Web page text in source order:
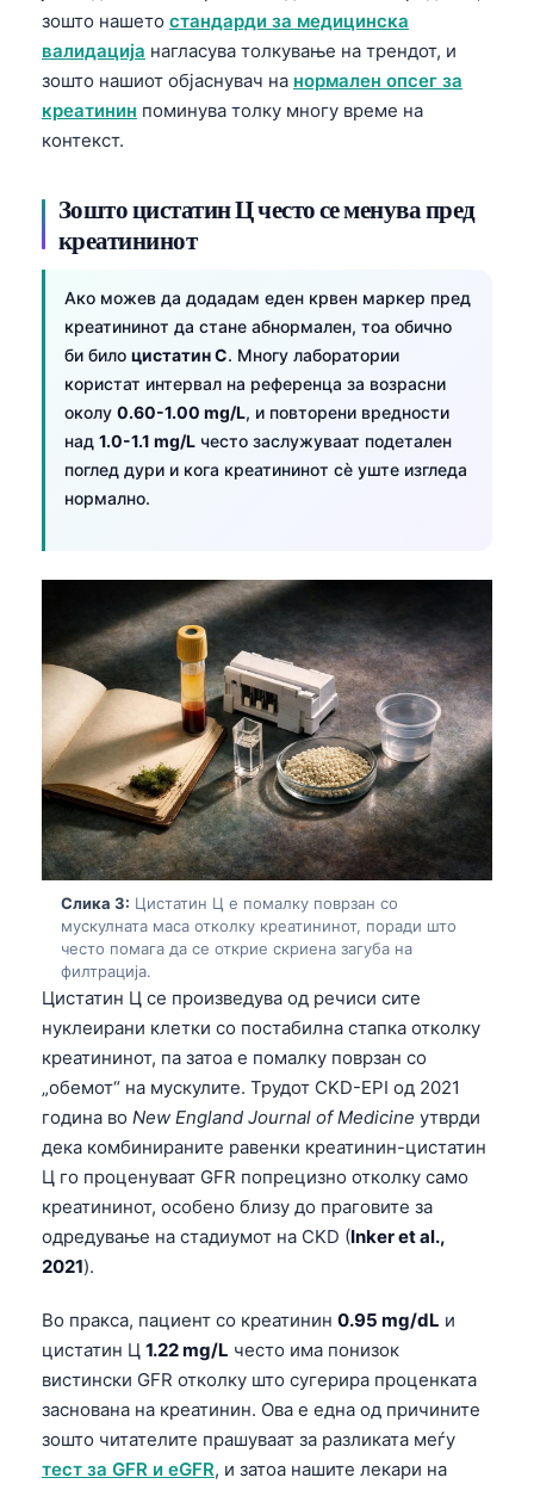
зошто нашето стандарди за медицинска
валидација нагласува толкување на трендот, и
зошто нашиот објаснувач на нормален опсег за
креатинин поминува толку многу време на
контекст.
Зошто цистатин Ц често се менува пред
креатининот
Ако можев да додадам еден крвен маркер пред
креатининот да стане абнормален, тоа обично
би било цистатин C. Многу лаборатории
користат интервал на референца за возрасни
околу 0.60-1.00 mg/L, и повторени вредности
над 1.0-1.1 mg/L често заслужуваат подетален
поглед дури и кога креатининот сè уште изгледа
нормално.
Слика 3: Цистатин Ц е помалку поврзан со
мускулната маса отколку креатининот, поради што
често помага да се открие скриена загуба на
филтрација.
Цистатин Ц се произведува од речиси сите
нуклеирани клетки со постабилна стапка отколку
креатининот, па затоа е помалку поврзан со
„обемот“ на мускулите. Трудот CKD-EPI од 2021
година во New England Journal of Medicine утврди
дека комбинираните равенки креатинин-цистатин
Ц го проценуваат GFR попрецизно отколку само
креатининот, особено близу до праговите за
одредување на стадиумот на CKD (Inker et al.,
2021).
Во пракса, пациент со креатинин 0.95 mg/dL и
цистатин Ц 1.22 mg/L често има понизок
вистински GFR отколку што сугерира проценката
заснована на креатинин. Ова е една од причините
зошто читателите прашуваат за разликата меѓу
тест за GFR и eGFR, и затоа нашите лекари на